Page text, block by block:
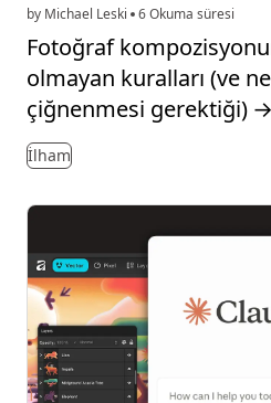
by Michael Leski 6 Okuma süresi
Fotoğraf
olmayan kuralları (ve
çiğnenmesi gerektiği) →
İlham